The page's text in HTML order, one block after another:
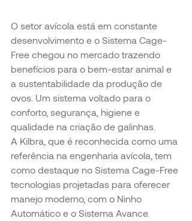
O setor avícola está em constante
desenvolvimento e o Sistema Cage-
Free chegou no mercado trazendo
benefícios para o bem-estar animal e
a sustentabilidade da produção de
ovos. Um sistema voltado para o
conforto, segurança, higiene e
qualidade na criação de galinhas.
A Kilbra, que é reconhecida como uma
referência na engenharia avícola, tem
como destaque no Sistema Cage-Free
tecnologias projetadas para oferecer
manejo moderno, com o Ninho
Automático e o Sistema Avance.